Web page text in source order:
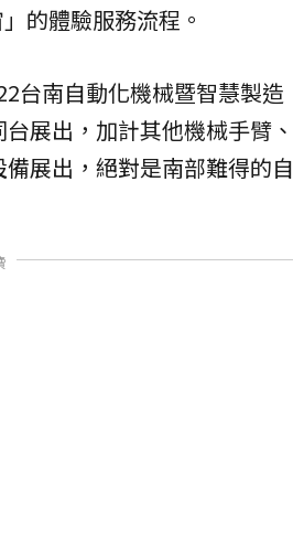
的體驗服務流程。
台南自動化機械暨智慧製造
展出，加計其他機械手臂、
展出，絕對是南部難得的自